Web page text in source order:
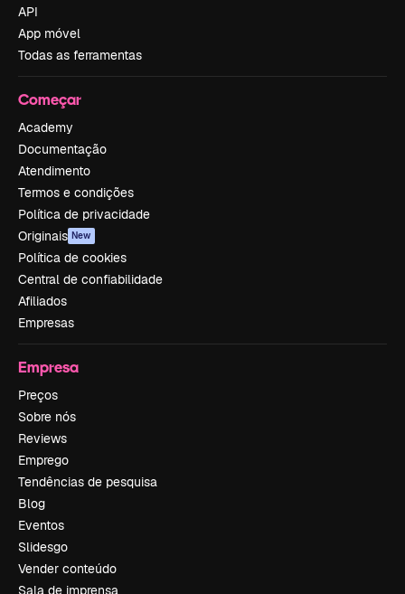
API
App móvel
Todas as ferramentas
Começar
Academy
Documentação
Atendimento
Termos e condições
Política de privacidade
Originais New
Política de cookies
Central de confiabilidade
Afiliados
Empresas
Empresa
Preços
Sobre nós
Reviews
Emprego
Tendências de pesquisa
Blog
Eventos
Slidesgo
Vender conteúdo
Sala de imprensa